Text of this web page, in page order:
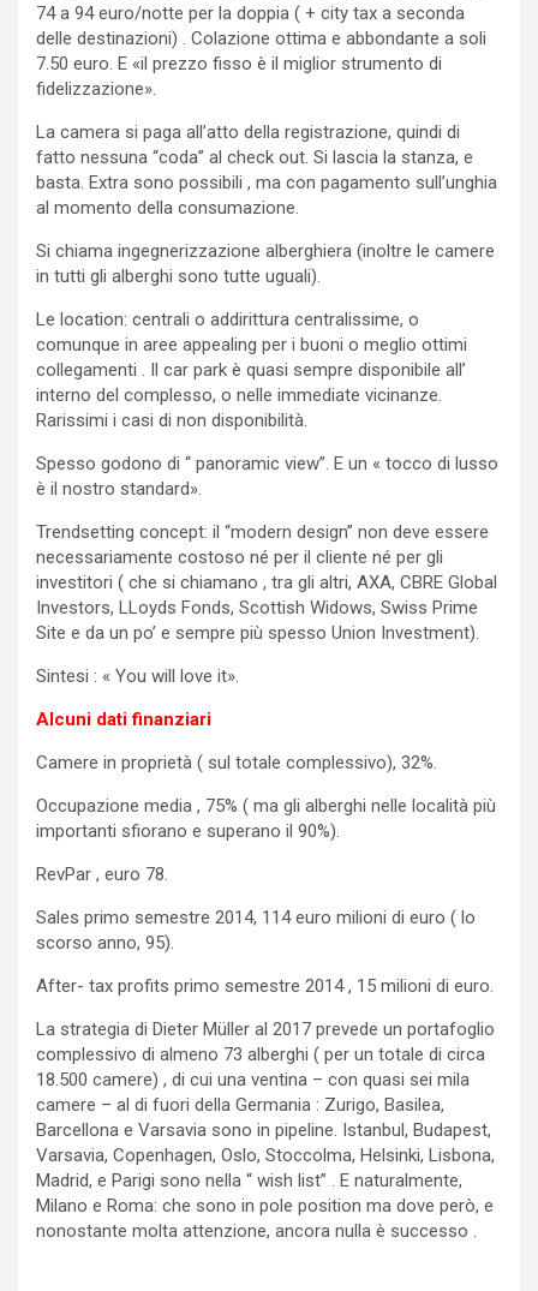
74 a 94 euro/notte per la doppia ( + city tax a seconda
delle destinazioni) . Colazione ottima e abbondante a soli
7.50 euro. E «il prezzo fisso è il miglior strumento di
fidelizzazione».
La camera si paga all’atto della registrazione, quindi di
fatto nessuna “coda” al check out. Si lascia la stanza, e
basta. Extra sono possibili , ma con pagamento sull’unghia
al momento della consumazione.
Si chiama ingegnerizzazione alberghiera (inoltre le camere
in tutti gli alberghi sono tutte uguali).
Le location: centrali o addirittura centralissime, o
comunque in aree appealing per i buoni o meglio ottimi
collegamenti . Il car park è quasi sempre disponibile all’
interno del complesso, o nelle immediate vicinanze.
Rarissimi i casi di non disponibilità.
Spesso godono di “ panoramic view”. E un « tocco di lusso
è il nostro standard».
Trendsetting concept: il “modern design” non deve essere
necessariamente costoso né per il cliente né per gli
investitori ( che si chiamano , tra gli altri, AXA, CBRE Global
Investors, LLoyds Fonds, Scottish Widows, Swiss Prime
Site e da un po’ e sempre più spesso Union Investment).
Sintesi : « You will love it».
Alcuni dati finanziari
Camere in proprietà ( sul totale complessivo), 32%.
Occupazione media , 75% ( ma gli alberghi nelle località più
importanti sfiorano e superano il 90%).
RevPar , euro 78.
Sales primo semestre 2014, 114 euro milioni di euro ( lo
scorso anno, 95).
After- tax profits primo semestre 2014 , 15 milioni di euro.
La strategia di Dieter Müller al 2017 prevede un portafoglio
complessivo di almeno 73 alberghi ( per un totale di circa
18.500 camere) , di cui una ventina – con quasi sei mila
camere – al di fuori della Germania : Zurigo, Basilea,
Barcellona e Varsavia sono in pipeline. Istanbul, Budapest,
Varsavia, Copenhagen, Oslo, Stoccolma, Helsinki, Lisbona,
Madrid, e Parigi sono nella “ wish list” . E naturalmente,
Milano e Roma: che sono in pole position ma dove però, e
nonostante molta attenzione, ancora nulla è successo .